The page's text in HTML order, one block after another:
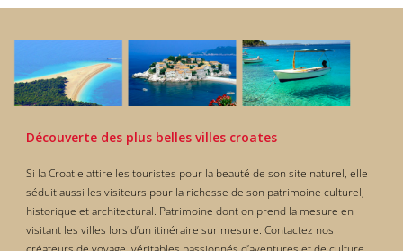
Découverte des plus belles villes croates
Si la Croatie attire les touristes pour la beauté de son site naturel, elle
séduit aussi les visiteurs pour la richesse de son patrimoine culturel,
historique et architectural. Patrimoine dont on prend la mesure en
visitant les villes lors d’un itinéraire sur mesure. Contactez nos